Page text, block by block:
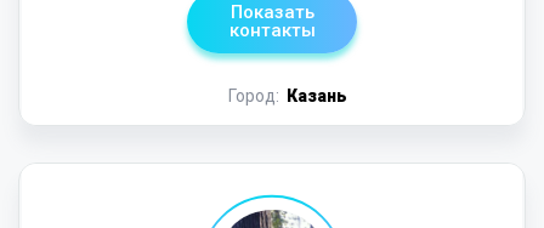
Город: Казань
Показать
контакты